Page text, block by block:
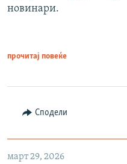
новинари.
прочитај повеќе
Сподели
март 29, 2026